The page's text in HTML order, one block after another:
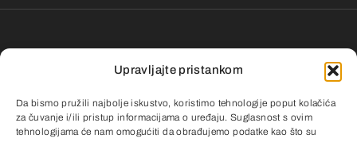
Upravljajte pristankom
Da bismo pružili najbolje iskustvo, koristimo tehnologije poput kolačića
za čuvanje i/ili pristup informacijama o uređaju. Suglasnost s ovim
tehnologijama će nam omogućiti da obrađujemo podatke kao što su
Pravila privatnosti•Opći uvjeti poslovanja
© 2026 • Mon Travel • Developed by